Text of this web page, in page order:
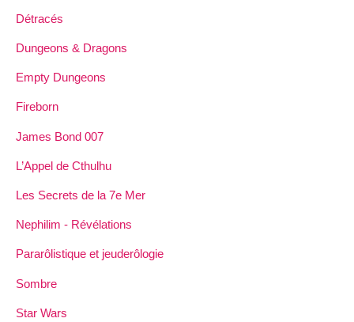
Détracés
Dungeons & Dragons
Empty Dungeons
Fireborn
James Bond 007
L’Appel de Cthulhu
Les Secrets de la 7e Mer
Nephilim - Révélations
Pararôlistique et jeuderôlogie
Sombre
Star Wars